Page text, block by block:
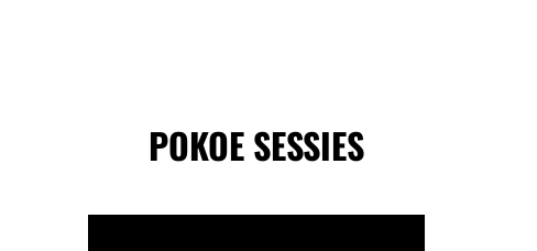
POKOE SESSIES